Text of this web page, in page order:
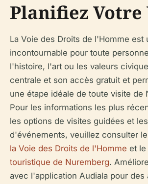
Planifiez Votre
La Voie des Droits de l'Homme est
incontournable pour toute
l'histoire, l'art ou les valeurs
centrale et son accès gratuit et
une étape idéale de toute visite de
Pour les informations les plus
les options de visites guidées et
d'événements, veuillez consulter le
la Voie des Droits de l'Homme et le
touristique de Nuremberg.
avec l'application Audiala pour des